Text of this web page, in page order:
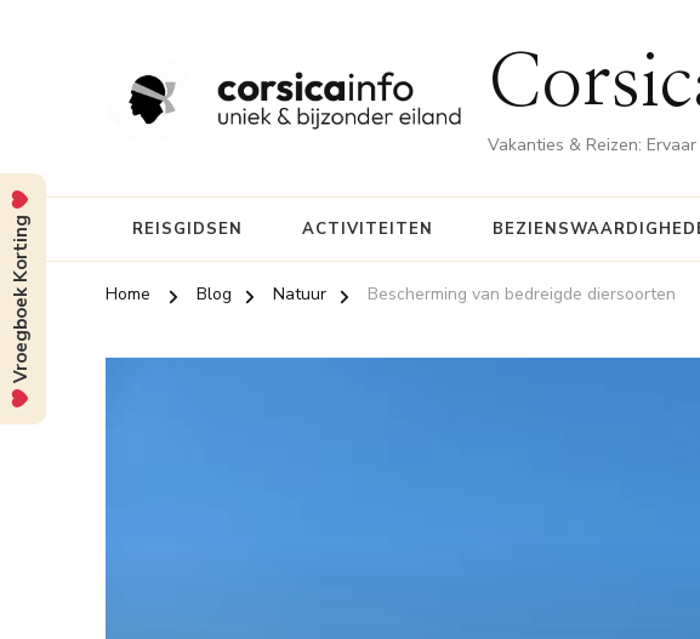
Vakanties & Reizen:
REISGIDSEN ACTIVITEITEN
Home Blog Natuur Bescherming van bedreigde diersoorten
Vroegboek Korting